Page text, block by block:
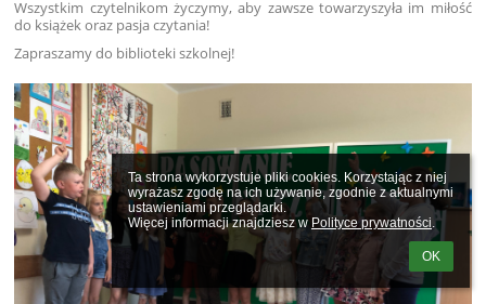
Ta strona wykorzystuje pliki cookies. Korzystając z niej
wyrażasz zgodę na ich używanie, zgodnie z aktualnymi
ustawieniami przeglądarki.
Więcej informacji znajdziesz w Polityce prywatności.
OK
Wszystkim czytelnikom życzymy, aby zawsze towarzyszyła im miłość
do książek oraz pasja czytania!
Zapraszamy do biblioteki szkolnej!